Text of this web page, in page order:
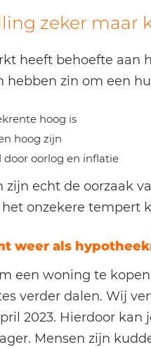
zeker maar
heeft behoefte aan
hebben zin om een
hoog is
hoog zijn
door oorlog en inflatie
zijn echt de oorzaak
onzekere tempert
weer als
een woning te
verder dalen. Wij
2023. Hierdoor kan
Mensen zijn